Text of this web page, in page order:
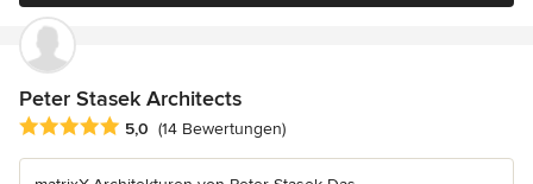
Peter Stasek Architects
Durchschnittliche Bewertung: 5 von 5 Sternen
5,0 (14 Bewertungen)